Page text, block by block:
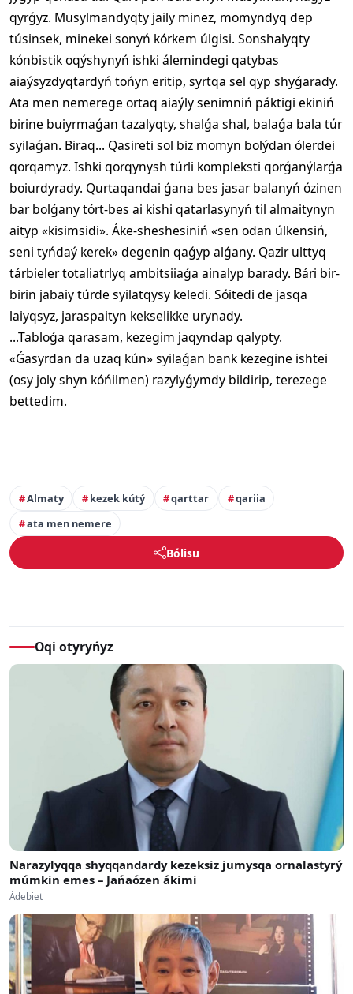
qyrǵyz. Musylmandyqty jaily minez, momyndyq dep
túsinsek, minekei sonyń kórkem úlgisi. Sonshalyqty
kónbistik oqýshynyń ishki álemindegi qatybas
aiaýsyzdyqtardyń tońyn eritip, syrtqa sel qyp shyǵarady.
Ata men nemerege ortaq aiaýly senimniń páktigi ekiniń
birine buiyrmaǵan tazalyqty, shalǵa shal, balaǵa bala túr
syilaǵan. Biraq... Qasireti sol biz momyn bolýdan ólerdei
qorqamyz. Ishki qorqynysh túrli kompleksti qorǵanýlarǵa
boiurdyrady. Qurtaqandai ǵana bes jasar balanyń ózinen
bar bolǵany tórt-bes ai kishi qatarlasynyń til almaitynyn
aityp «kisimsidi». Áke-sheshesiniń «sen odan úlkensiń,
seni tyńdaý kerek» degenin qaǵyp alǵany. Qazir ulttyq
tárbieler totaliatrlyq ambitsiiaǵa ainalyp barady. Bári bir-
birin jabaiy túrde syilatqysy keledi. Sóitedi de jasqa
laiyqsyz, jaraspaityn kekselikke urynady.
...Tabloǵa qarasam, kezegim jaqyndap qalypty.
«Ǵasyrdan da uzaq kún» syilaǵan bank kezegine ishtei
(osy joly shyn kóńilmen) razylyǵymdy bildirip, terezege
bettedim.
Almaty kezek kútý qarttar
qariia
ata men nemere
Bólisu
Oqi otyryńyz
Narazylyqqa shyqqandardy kezeksiz jumysqa ornalastyrý
múmkin emes – Jańaózen ákimi
Ádebiet